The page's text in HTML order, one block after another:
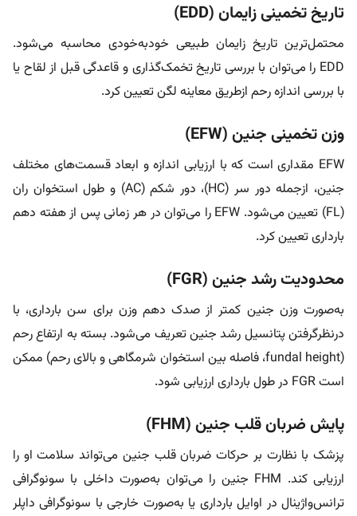
تاریخ تخمینی زایمان (EDD)
محتمل‌ترین تاریخ زایمان طبیعی خودبه‌خودی محاسبه می‌شود.
EDD را می‌توان با بررسی تاریخ تخمک‌گذاری و قاعدگی قبل از لقاح یا
با بررسی اندازه رحم ازطریق معاینه لگن تعیین کرد.
وزن تخمینی جنین (EFW)
EFW مقداری است که با ارزیابی اندازه و ابعاد قسمت‌های مختلف
جنین، ازجمله دور سر (HC)، دور شکم (AC) و طول استخوان ران
(FL) تعیین می‌شود. EFW را می‌توان در هر زمانی پس از هفته دهم
بارداری تعیین کرد.
محدودیت رشد جنین (FGR)
به‌صورت وزن جنین کمتر از صدک دهم وزن برای سن بارداری، با
درنظرگرفتن پتانسیل رشد جنین تعریف می‌شود. بسته به ارتفاع رحم
(fundal height، فاصله بین استخوان شرمگاهی و بالای رحم) ممکن
است FGR در طول بارداری ارزیابی شود.
پایش ضربان قلب جنین (FHM)
پزشک با نظارت بر حرکات ضربان قلب جنین می‌تواند سلامت او را
ارزیابی کند. FHM جنین را می‌توان به‌صورت داخلی با سونوگرافی
ترانس‌واژینال در اوایل بارداری یا به‌صورت خارجی با سونوگرافی داپلر